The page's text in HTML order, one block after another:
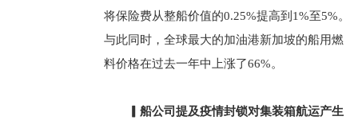
将保险费从整船价值的0.25%提高到1%至5%。
与此同时，全球最大的加油港新加坡的船用燃
料价格在过去一年中上涨了66%。
▎船公司提及疫情封锁对集装箱航运产生